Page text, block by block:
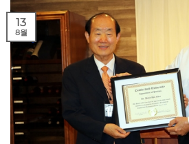
13
8월